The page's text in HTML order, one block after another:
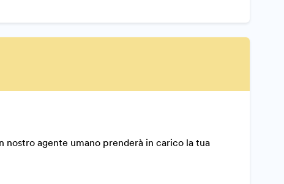
agente umano prenderà in carico la tua